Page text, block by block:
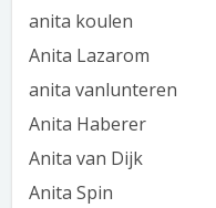
anita koulen
Anita Lazarom
anita vanlunteren
Anita Haberer
Anita van Dijk
Anita Spin